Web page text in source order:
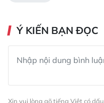
Ý KIẾN BẠN ĐỌC
Xin vui lòng gõ tiếng Việt có dấu